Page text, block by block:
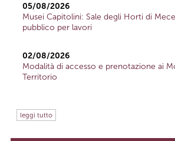
05/08/2026
Musei Capitolini: Sale degli Horti di
pubblico per lavori
02/08/2026
Modalità di accesso e prenotazione ai
Territorio
leggi tutto